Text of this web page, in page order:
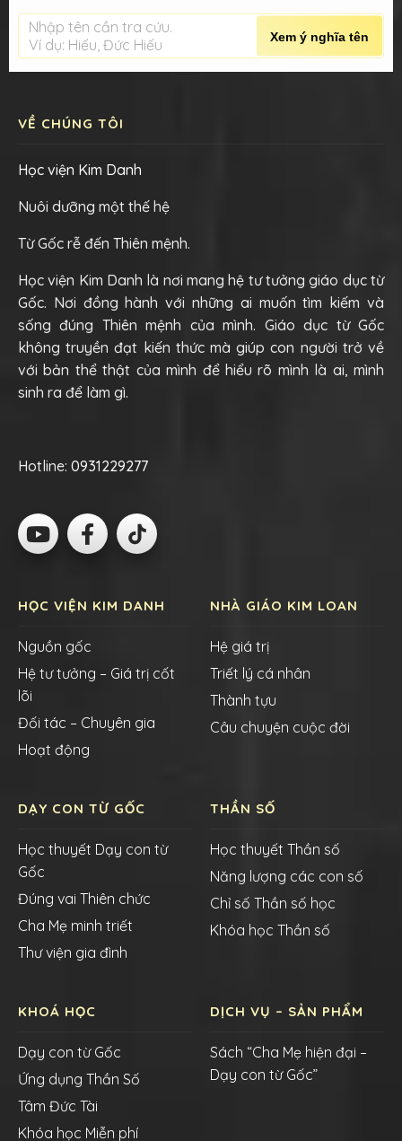
Nhập tên cần tra cứu.
Ví dụ: Hiếu, Đức Hiếu
Xem ý nghĩa tên
VỀ CHÚNG TÔI
Học viện Kim Danh
Nuôi dưỡng một thế hệ
Từ Gốc rễ đến Thiên mệnh.
Học viện Kim Danh là nơi mang hệ tư tưởng giáo dục từ
Gốc. Nơi đồng hành với những ai muốn tìm kiếm và
sống đúng Thiên mệnh của mình. Giáo dục từ Gốc
không truyền đạt kiến thức mà giúp con người trở về
với bản thể thật của mình để hiểu rõ mình là ai, mình
sinh ra để làm gì.
Hotline: 0931229277
HỌC VIỆN KIM DANH
Nguồn gốc
Hệ tư tưởng – Giá trị cốt
lõi
Đối tác – Chuyên gia
Hoạt động
NHÀ GIÁO KIM LOAN
Hệ giá trị
Triết lý cá nhân
Thành tựu
Câu chuyện cuộc đời
DẠY CON TỪ GỐC
Học thuyết Dạy con từ
Gốc
Đúng vai Thiên chức
Cha Mẹ minh triết
Thư viện gia đình
THẦN SỐ
Học thuyết Thần số
Năng lượng các con số
Chỉ số Thần số học
Khóa học Thần số
KHOÁ HỌC
Dạy con từ Gốc
Ứng dụng Thần Số
Tâm Đức Tài
Khóa học Miễn phí
DỊCH VỤ – SẢN PHẨM
Sách “Cha Mẹ hiện đại –
Dạy con từ Gốc”